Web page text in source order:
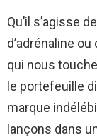
Qu’il s’agisse
d’adrénaline
qui nous
le portefeuille
marque
lançons dans